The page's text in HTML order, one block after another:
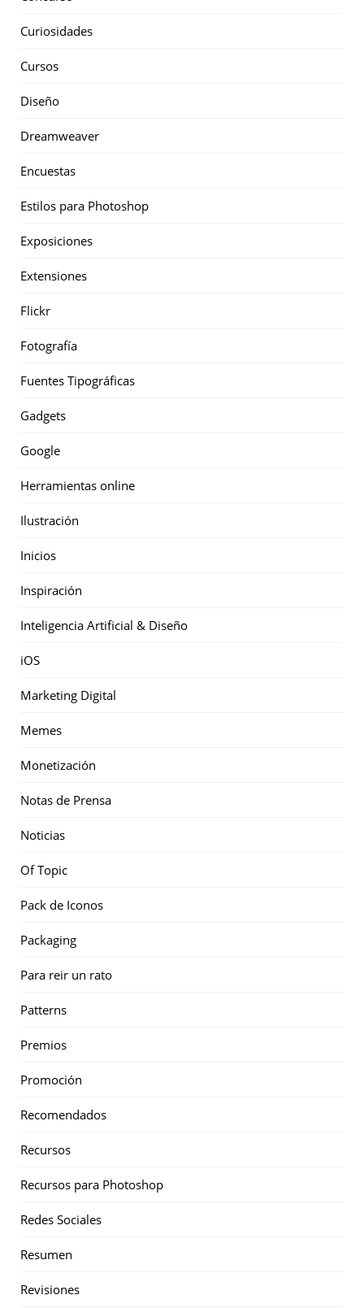
Curiosidades
Cursos
Diseño
Dreamweaver
Encuestas
Estilos para Photoshop
Exposiciones
Extensiones
Flickr
Fotografía
Fuentes Tipográficas
Gadgets
Google
Herramientas online
Ilustración
Inicios
Inspiración
Inteligencia Artificial & Diseño
iOS
Marketing Digital
Memes
Monetización
Notas de Prensa
Noticias
Of Topic
Pack de Iconos
Packaging
Para reir un rato
Patterns
Premios
Promoción
Recomendados
Recursos
Recursos para Photoshop
Redes Sociales
Resumen
Revisiones